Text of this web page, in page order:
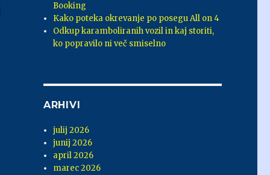
Booking
Kako poteka okrevanje po posegu All on 4
Odkup karamboliranih vozil in kaj storiti,
ko popravilo ni več smiselno
ARHIVI
julij 2026
junij 2026
april 2026
marec 2026